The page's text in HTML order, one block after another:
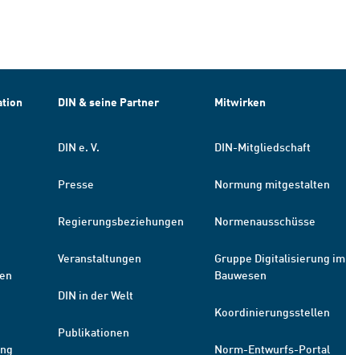
DIN & seine Partner
DIN e. V.
Presse
Regierungsbeziehungen
Veranstaltungen
DIN in der Welt
Publikationen
Mitwirken
DIN-Mitgliedschaft
Normung mitgestalten
Normenausschüsse
Gruppe Digitalisierung im
Bauwesen
Koordinierungsstellen
Norm-Entwurfs-Portal